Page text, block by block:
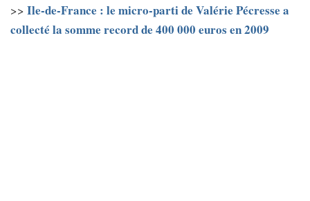
>> Ile-de-France : le micro-parti de Valérie Pécresse a
collecté la somme record de 400 000 euros en 2009